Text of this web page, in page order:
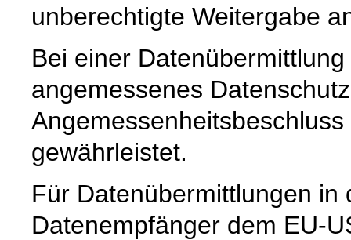
unberechtigte Weitergabe
Bei einer
angemessenes
gewährleistet.
Für Datenübermittlungen in
Datenempfänger dem EU-